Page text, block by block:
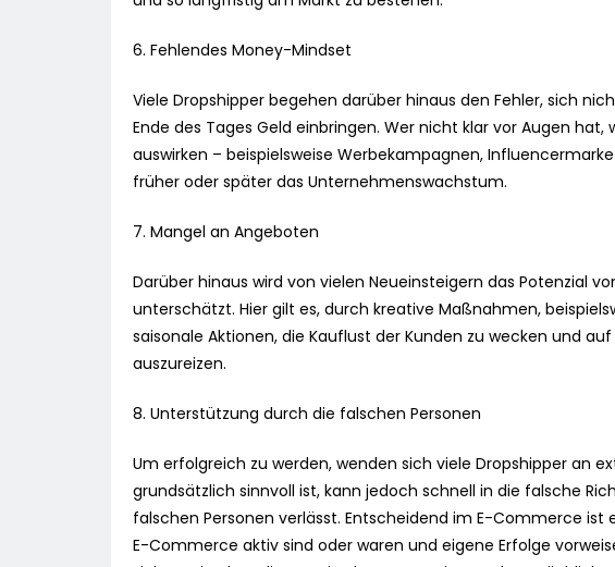
6. Fehlendes Money-Mindset
Viele Dropshipper begehen darüber hinaus den Fehler, sich
Ende des Tages Geld einbringen. Wer nicht klar vor Augen
auswirken – beispielsweise Werbekampagnen,
früher oder später das Unternehmenswachstum.
7. Mangel an Angeboten
Darüber hinaus wird von vielen Neueinsteigern das Potenzial
unterschätzt. Hier gilt es, durch kreative Maßnahmen,
saisonale Aktionen, die Kauflust der Kunden zu wecken und
auszureizen.
8. Unterstützung durch die falschen Personen
Um erfolgreich zu werden, wenden sich viele Dropshipper an
grundsätzlich sinnvoll ist, kann jedoch schnell in die falsche
falschen Personen verlässt. Entscheidend im E-Commerce ist
E-Commerce aktiv sind oder waren und eigene Erfolge